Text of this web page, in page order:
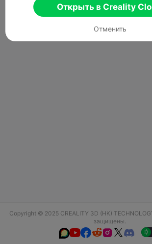
Copyright © 2025 CREALITY 3D (HK)
защищены.
  
Открыть в Creality
Отменить